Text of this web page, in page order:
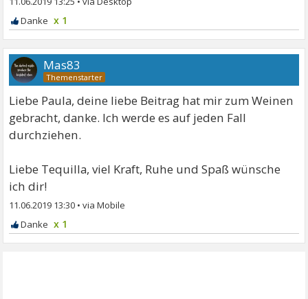
x 1
Mas83
Liebe Paula, deine liebe Beitrag hat mir zum Weinen
gebracht, danke. Ich werde es auf jeden Fall
durchziehen.
Liebe Tequilla, viel Kraft, Ruhe und Spaß wünsche
ich dir!
11.06.2019 13:30 •
x 1